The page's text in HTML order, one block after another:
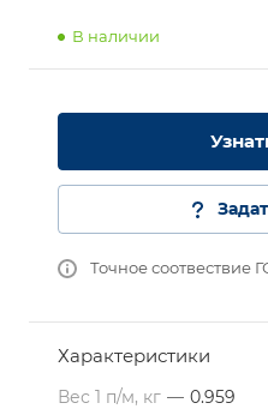
В наличии
Точное соотвествие
Характеристики
Вес 1 п/м, кг — 0.959